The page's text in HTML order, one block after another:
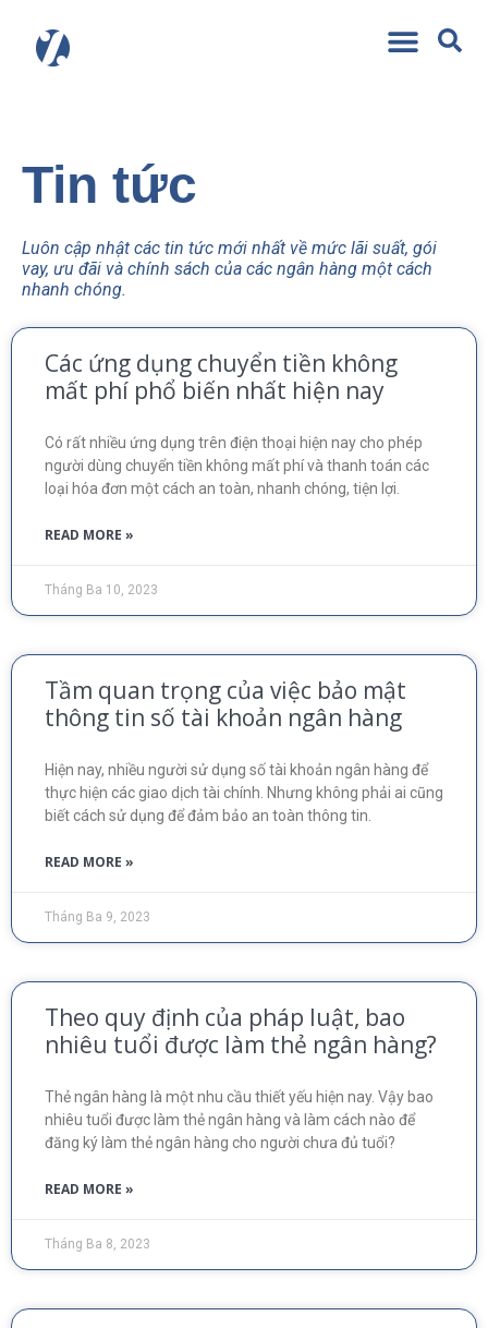
Tin tức
Luôn cập nhật các tin tức mới nhất về mức lãi suất, gói
vay, ưu đãi và chính sách của các ngân hàng một cách
nhanh chóng.
Các ứng dụng chuyển tiền không
mất phí phổ biến nhất hiện nay
Có rất nhiều ứng dụng trên điện thoại hiện nay cho phép
người dùng chuyển tiền không mất phí và thanh toán các
loại hóa đơn một cách an toàn, nhanh chóng, tiện lợi.
READ MORE »
Tháng Ba 10, 2023
Tầm quan trọng của việc bảo mật
thông tin số tài khoản ngân hàng
Hiện nay, nhiều người sử dụng số tài khoản ngân hàng để
thực hiện các giao dịch tài chính. Nhưng không phải ai cũng
biết cách sử dụng để đảm bảo an toàn thông tin.
READ MORE »
Tháng Ba 9, 2023
Theo quy định của pháp luật, bao
nhiêu tuổi được làm thẻ ngân hàng?
Thẻ ngân hàng là một nhu cầu thiết yếu hiện nay. Vậy bao
nhiêu tuổi được làm thẻ ngân hàng và làm cách nào để
đăng ký làm thẻ ngân hàng cho người chưa đủ tuổi?
READ MORE »
Tháng Ba 8, 2023